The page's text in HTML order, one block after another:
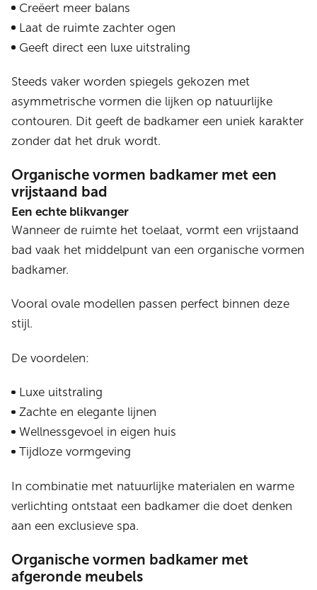
Creëert meer balans
Laat de ruimte zachter ogen
Geeft direct een luxe uitstraling
Steeds vaker worden spiegels gekozen met
asymmetrische vormen die lijken op natuurlijke
contouren. Dit geeft de badkamer een uniek karakter
zonder dat het druk wordt.
Organische vormen badkamer met een
vrijstaand bad
Een echte blikvanger
Wanneer de ruimte het toelaat, vormt een vrijstaand
bad vaak het middelpunt van een organische vormen
badkamer.
Vooral ovale modellen passen perfect binnen deze
stijl.
De voordelen:
Luxe uitstraling
Zachte en elegante lijnen
Wellnessgevoel in eigen huis
Tijdloze vormgeving
In combinatie met natuurlijke materialen en warme
verlichting ontstaat een badkamer die doet denken
aan een exclusieve spa.
Organische vormen badkamer met
afgeronde meubels